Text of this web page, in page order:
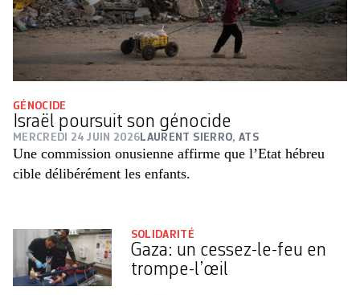
GÉNOCIDE
Israël poursuit son génocide
MERCREDI 24 JUIN 2026 LAURENT SIERRO, ATS
Une commission onusienne affirme que l’Etat hébreu
cible délibérément les enfants.
SOLIDARITÉ
Gaza: un cessez-le-feu en
trompe-l’œil